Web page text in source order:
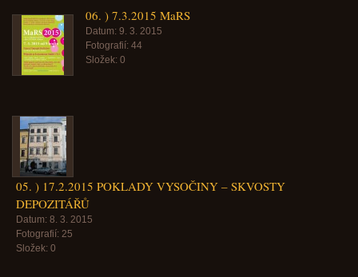
06. ) 7.3.2015 MaRS
Datum: 9. 3. 2015
Fotografií: 44
Složek: 0
05. ) 17.2.2015 POKLADY VYSOČINY – SKVOSTY
DEPOZITÁŘŮ
Datum: 8. 3. 2015
Fotografií: 25
Složek: 0